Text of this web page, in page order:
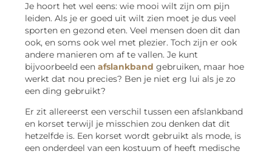
Je hoort het wel eens: wie mooi wilt zijn om pijn
leiden. Als je er goed uit wilt zien moet je dus veel
sporten en gezond eten. Veel mensen doen dit dan
ook, en soms ook wel met plezier. Toch zijn er ook
andere manieren om af te vallen. Je kunt
bijvoorbeeld een afslankband gebruiken, maar hoe
werkt dat nou precies? Ben je niet erg lui als je zo
een ding gebruikt?
Er zit allereerst een verschil tussen een afslankband
en korset terwijl je misschien zou denken dat dit
hetzelfde is. Een korset wordt gebruikt als mode, is
een onderdeel van een kostuum of heeft medische